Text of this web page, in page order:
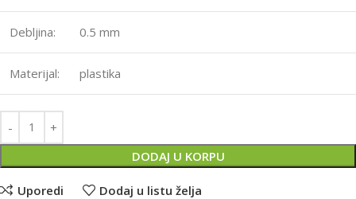
Debljina: 0.5 mm
Materijal: plastika
DODAJ U KORPU
Uporedi Dodaj u listu želja